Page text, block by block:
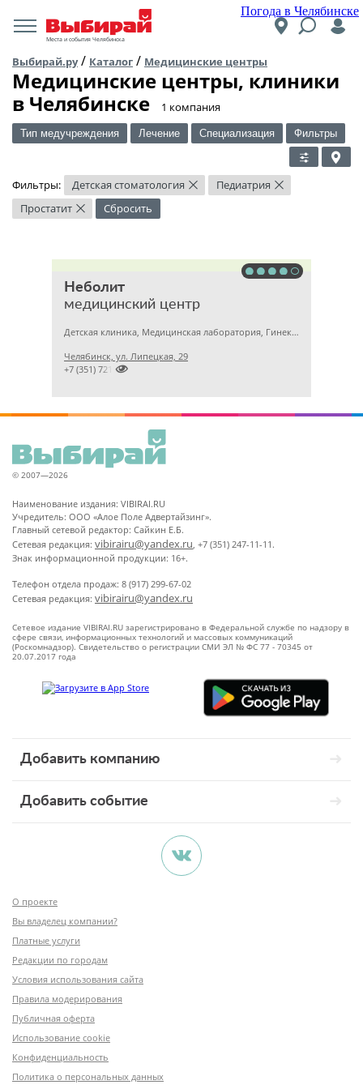
Погода в Челябинске
Места и события Челябинска
Выбирай.ру/ Каталог / Медицинские центры
Медицинские центры, клиники
в Челябинске
​1 компания
Тип медучреждения Лечение Специализация Фильтры
Фильтры: Детская стоматология × Педиатрия ×
Простатит × Сбросить
Неболит
медицинский центр
Детская клиника, Медицинская лаборатория, Гинекология
Челябинск, ул. Липецкая, 29

+7 (351) 7212891
© 2007—2026
Наименование издания: VIBIRAI.RU
Учредитель: ООО «Алое Поле Адвертайзинг».
Главный сетевой редактор: Сайкин Е.Б.
Сетевая редакция: vibirairu@yandex.ru, +7 (351) 247-11-11.
Знак информационной продукции: 16+.
Телефон отдела продаж: 8 (917) 299-67-02
Сетевая редакция: vibirairu@yandex.ru
Сетевое издание VIBIRAI.RU зарегистрировано в Федеральной службе по надзору в
сфере связи, информационных технологий и массовых коммуникаций
(Роскомнадзор). Свидетельство о регистрации СМИ ЭЛ № ФС 77 - 70345 от
20.07.2017 года
Добавить компанию
Добавить событие
О проекте
Вы владелец компании?
Платные услуги
Редакции по городам
Условия использования сайта
Правила модерирования
Публичная оферта
Использование cookie
Конфиденциальность
Политика о персональных данных